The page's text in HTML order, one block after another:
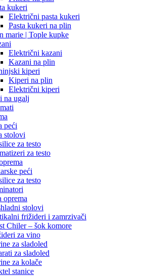
kukeri
Električni pasta kukeri
Pasta kukeri na plin
marie | Tople kupke
Električni kazani
Kazani na plin
kiperi
Kiperi na plin
Električni kiperi
na ugalj
peći
stolovi
za testo
za testo
peći
za testo
oprema
stolovi
frižideri i zamrzivači
Chiler – šok komore
za vino
za sladoled
za sladoled
za kolače
stanice